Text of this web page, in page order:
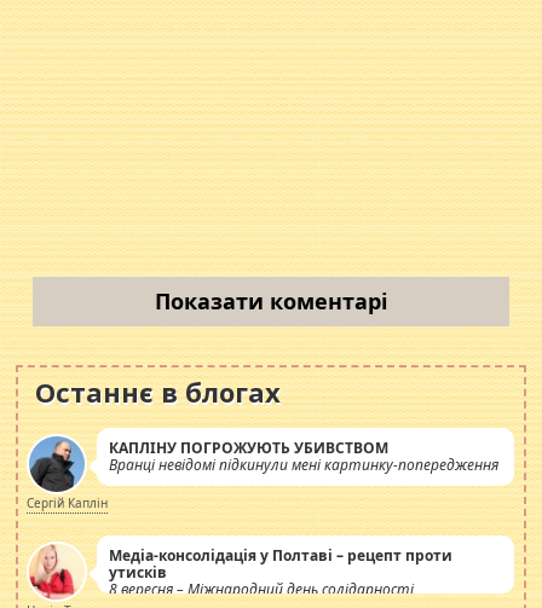
Показати коментарі
Останнє в блогах
КАПЛІНУ ПОГРОЖУЮТЬ УБИВСТВОМ
Вранці невідомі підкинули мені картинку-попередження
Сергій Каплін
Медіа-консолідація у Полтаві – рецепт проти
утисків
8 вересня – Міжнародний день солідарності